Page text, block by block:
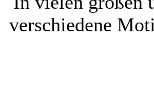
verschiedene